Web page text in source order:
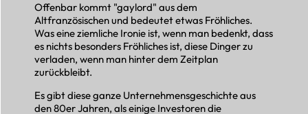
Offenbar kommt "gaylord" aus dem
Altfranzösischen und bedeutet etwas Fröhliches.
Was eine ziemliche Ironie ist, wenn man bedenkt, dass
es nichts besonders Fröhliches ist, diese Dinger zu
verladen, wenn man hinter dem Zeitplan
zurückbleibt.
Es gibt diese ganze Unternehmensgeschichte aus
den 80er Jahren, als einige Investoren die